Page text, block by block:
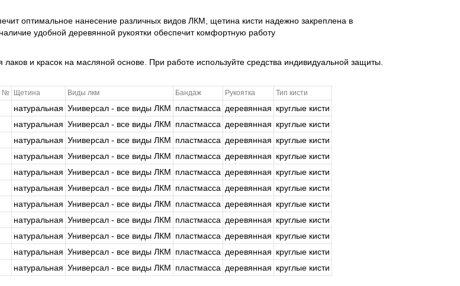
оптимальное нанесение различных видов ЛКМ, щетина кисти надежно закреплена в
удобной деревянной рукоятки обеспечит комфортную работу
и красок на масляной основе. При работе используйте средства индивидуальной защиты.
№ Щетина Виды лкм Бандаж Рукоятка Тип кисти
натуральная Универсал - все виды ЛКМ пластмасса деревянная круглые кисти
натуральная Универсал - все виды ЛКМ пластмасса деревянная круглые кисти
натуральная Универсал - все виды ЛКМ пластмасса деревянная круглые кисти
натуральная Универсал - все виды ЛКМ пластмасса деревянная круглые кисти
натуральная Универсал - все виды ЛКМ пластмасса деревянная круглые кисти
натуральная Универсал - все виды ЛКМ пластмасса деревянная круглые кисти
натуральная Универсал - все виды ЛКМ пластмасса деревянная круглые кисти
натуральная Универсал - все виды ЛКМ пластмасса деревянная круглые кисти
натуральная Универсал - все виды ЛКМ пластмасса деревянная круглые кисти
натуральная Универсал - все виды ЛКМ пластмасса деревянная круглые кисти
натуральная Универсал - все виды ЛКМ пластмасса деревянная круглые кисти